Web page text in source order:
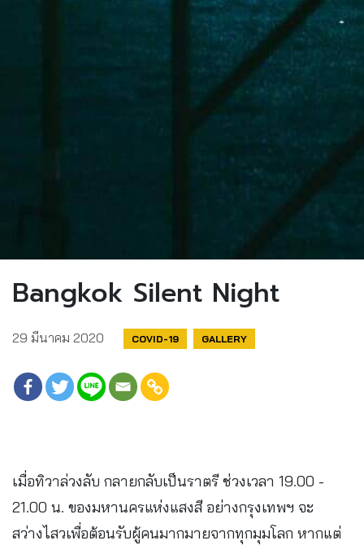
Bangkok Silent Night
29 มีนาคม 2020 COVID-19 GALLERY
เมื่อทิวาล่วงลับ กลายกลับเป็นราตรี ช่วงเวลา 19.00 -
21.00 น. ของมหานครแห่งแสงสี อย่างกรุงเทพฯ จะ
สว่างไสวเพื่อต้อนรับผู้คนมากมายจากทุกมุมโลก หากแต่